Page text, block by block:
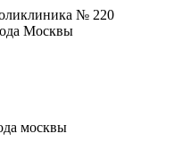
№ 220
Москвы
москвы